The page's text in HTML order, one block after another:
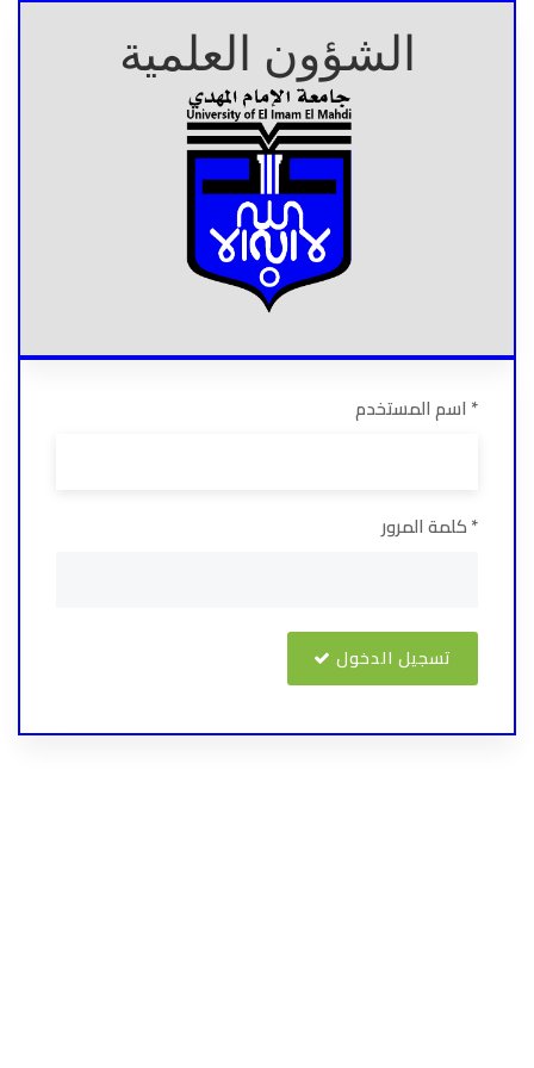
الشؤون العلمية
اسم المستخدم *
كلمة المرور *
تسجيل الدخول